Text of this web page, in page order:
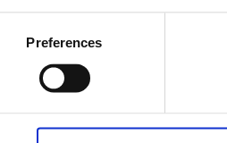
Preferences
Α/θμιας και Β/θμιας
πως μπορούν να